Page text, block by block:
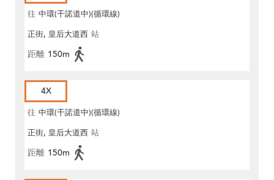
往 中環(干諾道中)(循環線)
正街, 皇后大道西 站
距離 150m
4X
往 中環(干諾道中)(循環線)
正街, 皇后大道西 站
距離 150m